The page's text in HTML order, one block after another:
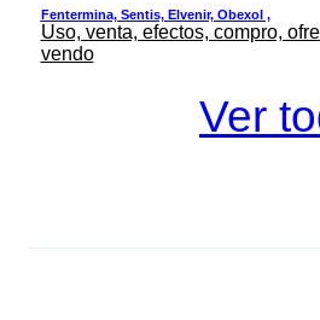
Fentermina, Sentis, Elvenir, Obexol ,
Uso, venta, efectos, compro,
vendo
Ver